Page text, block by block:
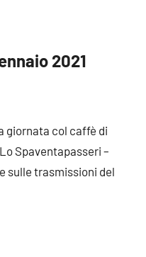
2021
giornata col caffè di
Spaventapasseri –
sulle trasmissioni del